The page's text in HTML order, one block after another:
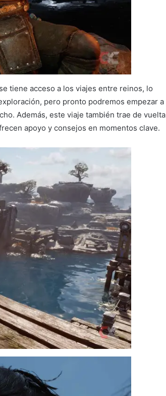
tiene acceso a los viajes entre reinos, lo
pero pronto podremos empezar a
Además, este viaje también trae de vuelta
apoyo y consejos en momentos clave.